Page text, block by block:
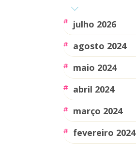
julho 2026
agosto 2024
maio 2024
abril 2024
março 2024
fevereiro 2024